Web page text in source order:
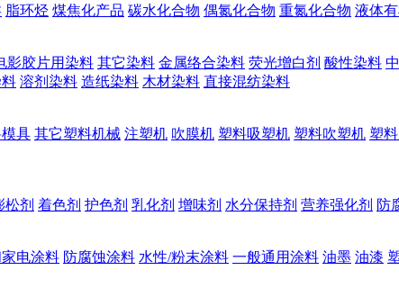
脂环烃 煤焦化产品 碳水化合物 偶氮化合物 重氮化合物 液体
影胶片用染料 其它染料 金属络合染料 荧光增白剂 酸性染料
溶剂染料 造纸染料 木材染料 直接混纺染料
具 其它塑料机械 注塑机 吹膜机 塑料吸塑机 塑料吹塑机 塑
松剂 着色剂 护色剂 乳化剂 增味剂 水分保持剂 营养强化剂 防
电涂料 防腐蚀涂料 水性/粉末涂料 一般通用涂料 油墨 油漆